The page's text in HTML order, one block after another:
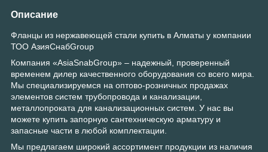
Описание
Фланцы из нержавеющей стали купить в Алматы у компании
ТОО АзияСнабGroup
Компания «AsiaSnabGroup» – надежный, проверенный
временем дилер качественного оборудования со всего мира.
Мы специализируемся на оптово-розничных продажах
элементов систем трубопровода и канализации,
металлопроката для канализационных систем. У нас вы
можете купить запорную сантехническую арматуру и
запасные части в любой комплектации.
Мы предлагаем широкий ассортимент продукции из наличия